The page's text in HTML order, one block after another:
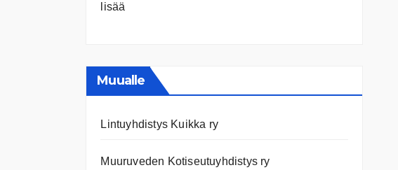
lisää
nettilähteitä
Muualle
Lintuyhdistys Kuikka ry
Muuruveden Kotiseutuyhdistys ry